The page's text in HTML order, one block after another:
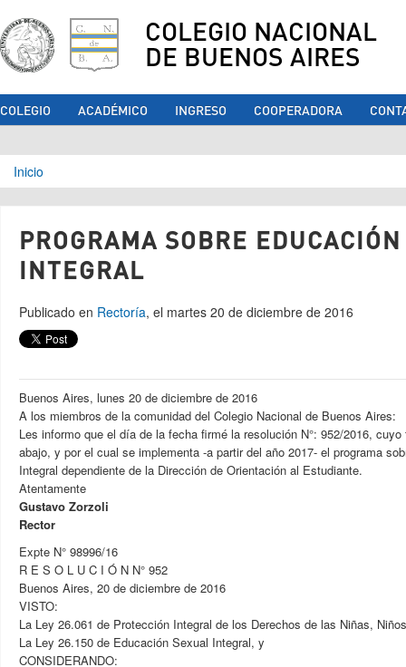
COLEGIO NACIONAL
DE BUENOS AIRES
COLEGIO ACADÉMICO INGRESO COOPERADORA
Se encuentra usted aquí
Inicio
PROGRAMA SOBRE
INTEGRAL
Publicado en Rectoría, el martes 20 de diciembre de 2016
Buenos Aires, lunes 20 de diciembre de 2016
A los miembros de la comunidad del Colegio Nacional de Buenos Aires:
Les informo que el día de la fecha firmé la resolución N°: 952/2016,
abajo, y por el cual se implementa -a partir del año 2017- el programa
Integral dependiente de la Dirección de Orientación al Estudiante.
Atentamente
Gustavo Zorzoli
Rector
Expte N° 98996/16
R E S O L U C I Ó N N° 952
Buenos Aires, 20 de diciembre de 2016
VISTO:
La Ley 26.061 de Protección Integral de los Derechos de las Niñas,
La Ley 26.150 de Educación Sexual Integral, y
CONSIDERANDO: